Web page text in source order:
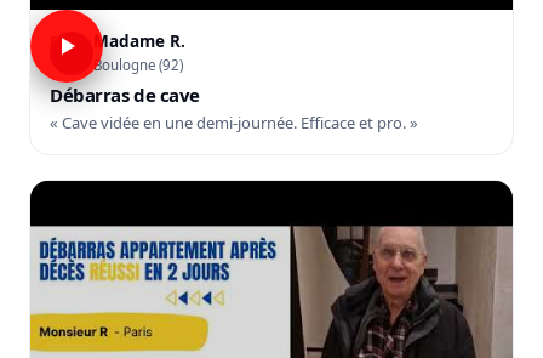
Madame R.
Boulogne (92)
Débarras de cave
« Cave vidée en une demi-journée. Efficace et pro. »